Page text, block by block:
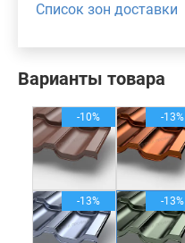
Варианты товара
-10% -13%
-13% -13%
Список зон доставки